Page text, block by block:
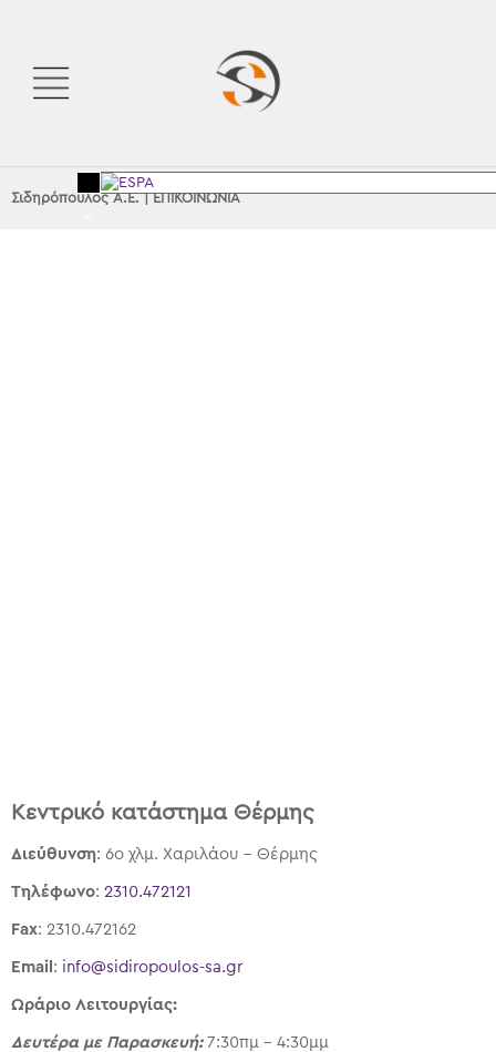
Σιδηρόπουλος Α.Ε.|ΕΠΙΚΟΙΝΩΝΙΑ
Κεντρικό κατάστημα Θέρμης
Διεύθυνση: 6ο χλμ. Χαριλάου – Θέρμης
Τηλέφωνο: 2310.472121
Fax: 2310.472162
Email : info@sidiropoulos-sa.gr
Ωράριο Λειτουργίας:
Δευτέρα με Παρασκευή: 7:30πμ – 4:30μμ